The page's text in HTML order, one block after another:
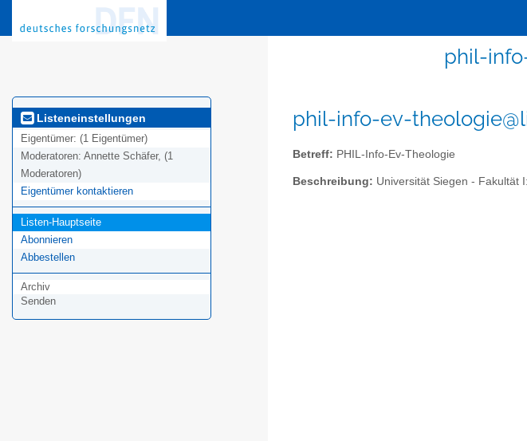
phil-
Listeneinstellungen
Eigentümer: (1 Eigentümer)
Moderatoren: Annette Schäfer, (1
Moderatoren)
Eigentümer kontaktieren
Listen-Hauptseite
Abonnieren
Abbestellen
Archiv
Senden
phil-info-ev-
Betreff: PHIL-Info-Ev-Theologie
Beschreibung: Universität Siegen - Fakultät